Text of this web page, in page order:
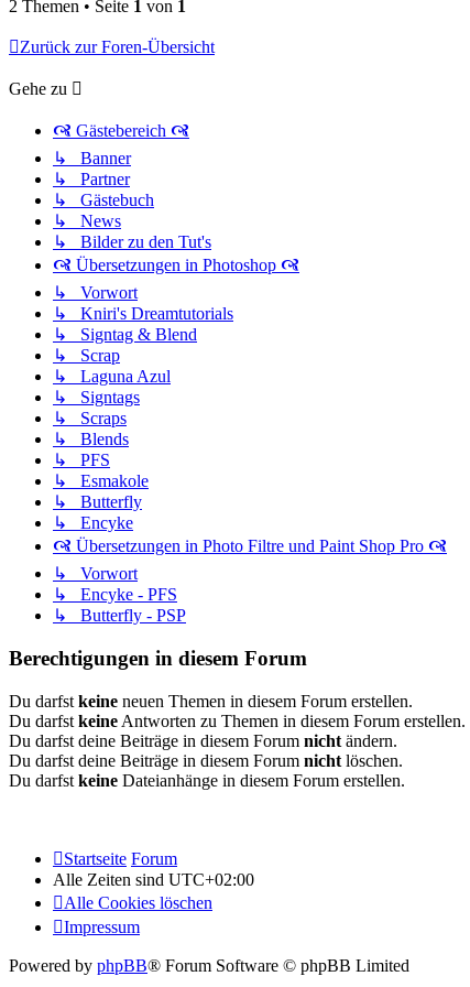
2 Themen • Seite 1 von 1
Zurück zur Foren-Übersicht
Gehe zu
🙧 Gästebereich 🙧
↳ Banner
↳ Partner
↳ Gästebuch
↳ News
↳ Bilder zu den Tut's
🙧 Übersetzungen in Photoshop 🙧
↳ Vorwort
↳ Kniri's Dreamtutorials
↳ Signtag & Blend
↳ Scrap
↳ Laguna Azul
↳ Signtags
↳ Scraps
↳ Blends
↳ PFS
↳ Esmakole
↳ Butterfly
↳ Encyke
🙧 Übersetzungen in Photo Filtre und Paint Shop Pro 🙧
↳ Vorwort
↳ Encyke - PFS
↳ Butterfly - PSP
Berechtigungen in diesem Forum
Du darfst keine neuen Themen in diesem Forum erstellen.
Du darfst keine Antworten zu Themen in diesem Forum erstellen.
Du darfst deine Beiträge in diesem Forum nicht ändern.
Du darfst deine Beiträge in diesem Forum nicht löschen.
Du darfst keine Dateianhänge in diesem Forum erstellen.
Startseite Forum
Alle Zeiten sind UTC+02:00
Alle Cookies löschen
Impressum
Powered by phpBB® Forum Software © phpBB Limited